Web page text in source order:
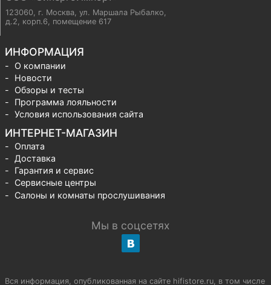
123060, г. Москва, ул. Маршала Рыбалко,
д.2, корп.6, помещение 617
ИНФОРМАЦИЯ
О компании
Новости
Обзоры и тесты
Программа лояльности
Условия использования сайта
ИНТЕРНЕТ-МАГАЗИН
Оплата
Доставка
Гарантия и сервис
Сервисные центры
Салоны и комнаты прослушивания
Мы в соцсетях
Вся информация, опубликованная на сайте hifistore.ru, в том числе